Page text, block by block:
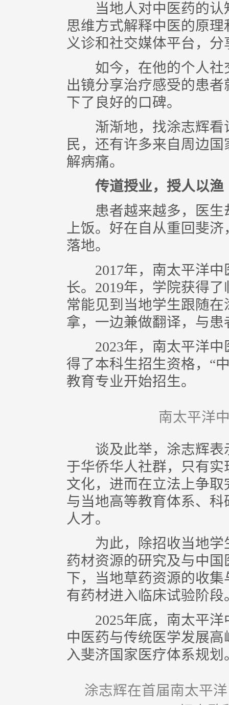
当地人对中医药的认
思维方式解释中医的原
义诊和社交媒体平台，
如今，在他的个人社
出镜分享治疗感受的患
下了良好的口碑。
渐渐地，找涂志辉看
民，还有许多来自周边
解病痛。
传道授业，授人以渔
患者越来越多，医生
上饭。好在自从重回斐
落地。
2017年，南太平洋中
长。2019年，学院获得
常能见到当地学生跟随
拿，一边兼做翻译，与
2023年，南太平洋中
得了本科生招生资格，“
教育专业开始招生。
南太平洋
谈及此举，涂志辉表
于华侨华人社群，只有
文化，进而在立法上争
与当地高等教育体系、
人才。
为此，除招收当地学
药材资源的研究及与中
下，当地草药资源的收
有药材进入临床试验阶段
2025年底，南太平洋
中医药与传统医学发展
入斐济国家医疗体系规划
涂志辉在首届南太平